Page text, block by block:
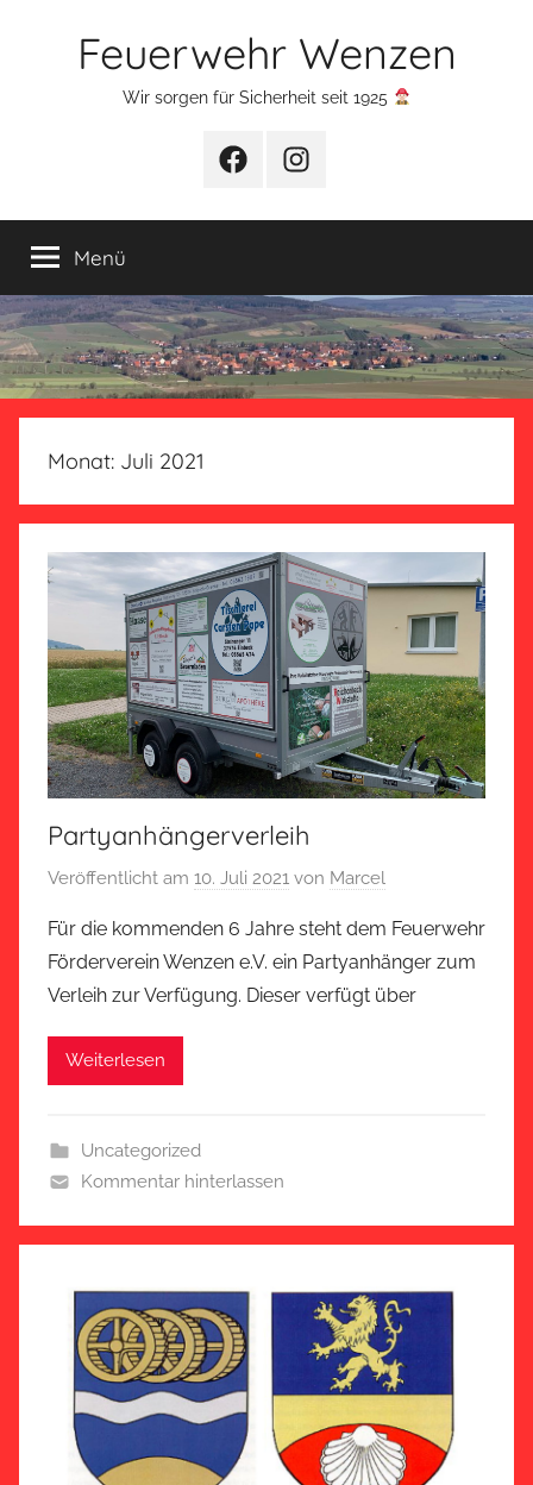
Feuerwehr Wenzen
Wir sorgen für Sicherheit seit 1925
FacebookInstagram
Menü
Monat: Juli 2021
Partyanhängerverleih
Veröffentlicht am 10. Juli 2021 von Marcel
Für die kommenden 6 Jahre steht dem Feuerwehr
Förderverein Wenzen e.V. ein Partyanhänger zum
Verleih zur Verfügung. Dieser verfügt über
Weiterlesen
Uncategorized
Kommentar hinterlassen